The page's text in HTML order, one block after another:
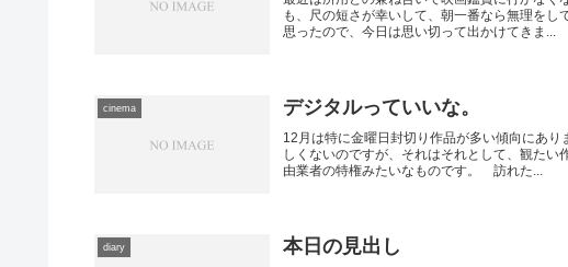
も、尺の短さが幸いして、朝一番なら無理をし
思ったので、今日は思い切って出かけてきま...
cinema デジタルっていいな。
12月は特に金曜日封切り作品が多い傾向にあ
しくないのですが、それはそれとして、観た
由業者の特権みたいなものです。 訪れた...
diary 本日の見出し